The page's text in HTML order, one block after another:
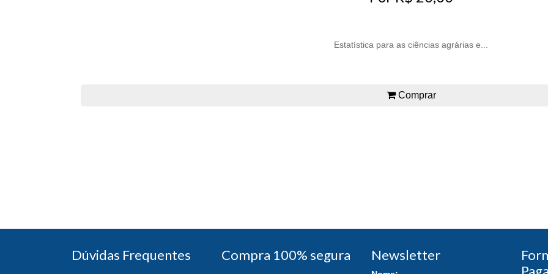
Estatística para as ciências agrárias e...
Comprar
Dúvidas Frequentes Compra 100% segura Newsletter